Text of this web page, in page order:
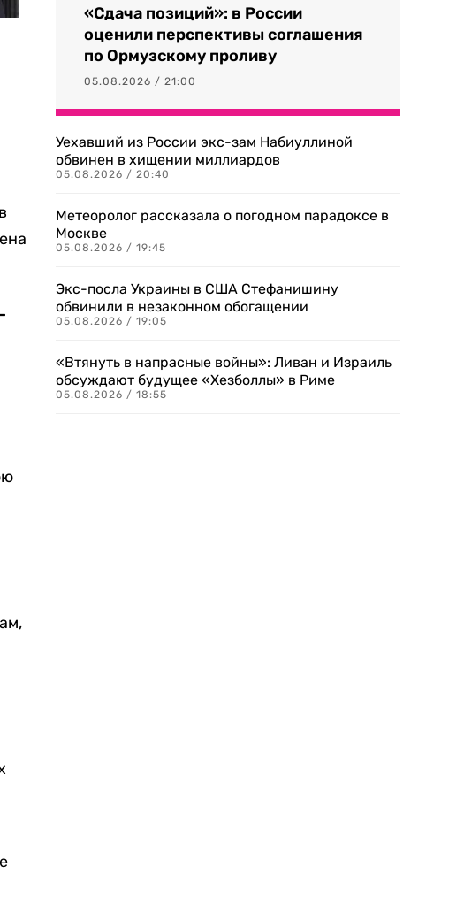
«Сдача позиций»: в России
оценили перспективы соглашения
по Ормузскому проливу
05.08.2026 / 21:00
Уехавший из России экс-зам Набиуллиной
обвинен в хищении миллиардов
05.08.2026 / 20:40
Метеоролог рассказала о погодном парадоксе в
Москве
05.08.2026 / 19:45
Экс-посла Украины в США Стефанишину
обвинили в незаконном обогащении
05.08.2026 / 19:05
«Втянуть в напрасные войны»: Ливан и Израиль
обсуждают будущее «Хезболлы» в Риме
05.08.2026 / 18:55